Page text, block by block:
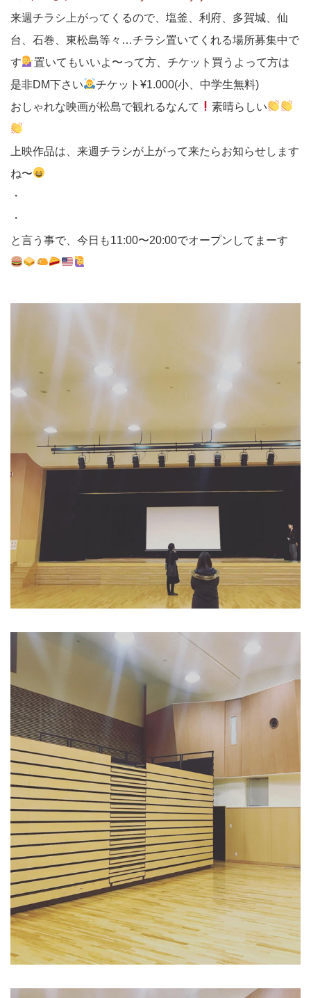
来週チラシ上がってくるので、塩釜、利府、多賀城、仙
台、石巻、東松島等々…チラシ置いてくれる場所募集中で
す
置いてもいいよ〜って方、チケット買うよって方は
是非DM下さい
チケット¥1.000(小、中学生無料)
おしゃれな映画が松島で観れるなんて
素晴らしい
上映作品は、来週チラシが上がって来たらお知らせします
ね〜
・
・
と言う事で、今日も11:00〜20:00でオープンしてまーす